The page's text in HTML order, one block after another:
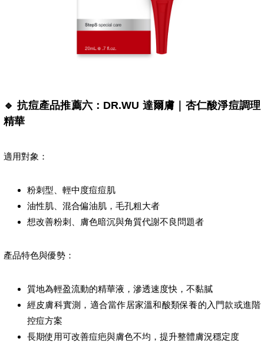
🔹 抗痘產品推薦六：DR.WU 達爾膚｜杏仁酸淨痘調理
精華
適用對象：
粉刺型、輕中度痘痘肌
油性肌、混合偏油肌，毛孔粗大者
想改善粉刺、膚色暗沉與角質代謝不良問題者
產品特色與優勢：
質地為輕盈流動的精華液，滲透速度快，不黏膩
經皮膚科實測，適合當作居家溫和酸類保養的入門款或進階
控痘方案
長期使用可改善痘疤與膚色不均，提升整體膚況穩定度